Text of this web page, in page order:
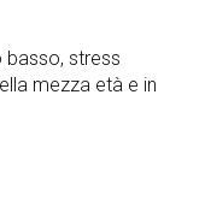
basso, stress
mezza età e in